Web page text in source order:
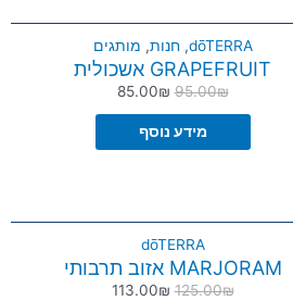
dōTERRA
,חנות, מותגים
GRAPEFRUIT אשכולית
95.00₪
85.00₪
מידע נוסף
dōTERRA
MARJORAM אזוב תרבותי
125.00₪
113.00₪